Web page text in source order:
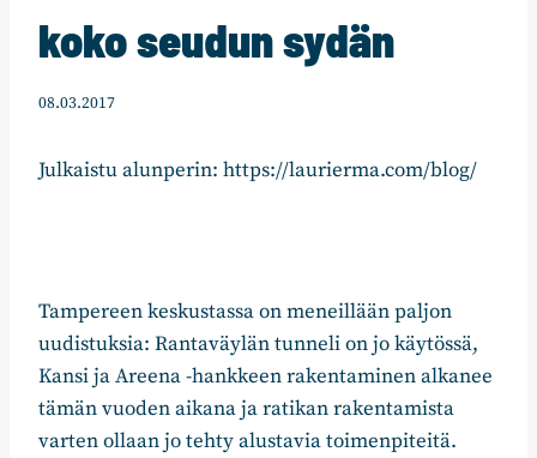
koko seudun sydän
08.03.2017
Julkaistu alunperin: https://laurierma.com/blog/
Tampereen keskustassa on meneillään paljon
uudistuksia: Rantaväylän tunneli on jo käytössä,
Kansi ja Areena -hankkeen rakentaminen alkanee
tämän vuoden aikana ja ratikan rakentamista
varten ollaan jo tehty alustavia toimenpiteitä.